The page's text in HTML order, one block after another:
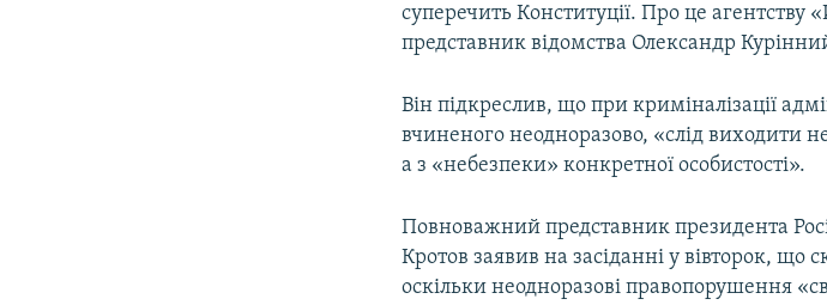
суперечить Конституції. Про це агентству
представник відомства Олександр
Він підкреслив, що при криміналізації
вчиненого неодноразово, «слід виходити
а з «небезпеки» конкретної особистості».
Повноважний представник президента
Кротов заявив на засіданні у вівторок, що
оскільки неодноразові правопорушення